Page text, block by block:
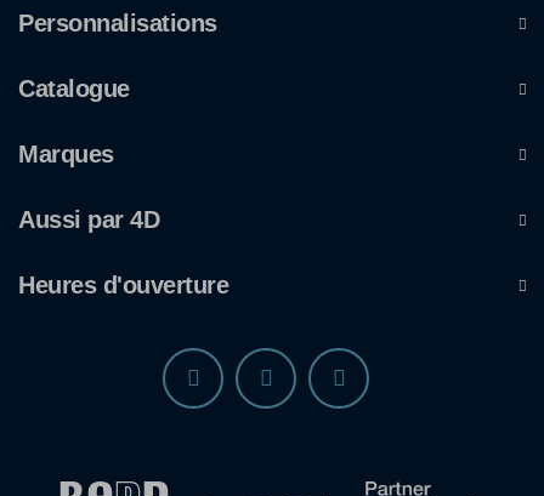
Personnalisations
Catalogue
Marques
Aussi par 4D
Heures d'ouverture